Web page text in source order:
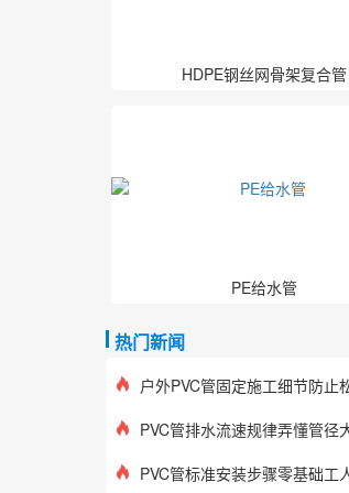
HDPE钢丝网骨架复合管
PE给水管
热门新闻
户外PVC管固定施工细节防止
PVC管排水流速规律弄懂管径
PVC管标准安装步骤零基础工